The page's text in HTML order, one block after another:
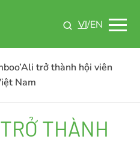
VI/EN
trở thành hội viên
Nam
THÀNH